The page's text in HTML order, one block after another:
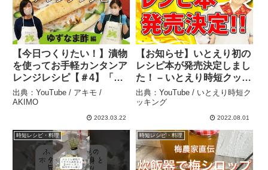
【今日つくりたい！】漬物
を使ってお手軽カンタンア
レンジレシピ【＃4】「ゆ
ずなま酢バインミー」 – ア
キモ / AKIMO
出典：YouTube / アキモ /
AKIMO
2023.03.22
【お知らせ】いとえり初の
レシピ本が発売決定しまし
た！ – いとえり時短クッキ
ング
出典：YouTube / いとえり時短ク
ッキング
2022.08.01
時短レシピ・料理 時短レシピ・料理